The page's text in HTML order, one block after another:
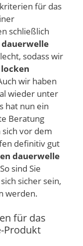
für das
schließlich
sodass wir
wir haben
wieder unter
hat nun ein
Beratung
vor dem
definitiv gut
dauerwelle
sind Sie
sicher sein,
werden.
für das
-Produkt